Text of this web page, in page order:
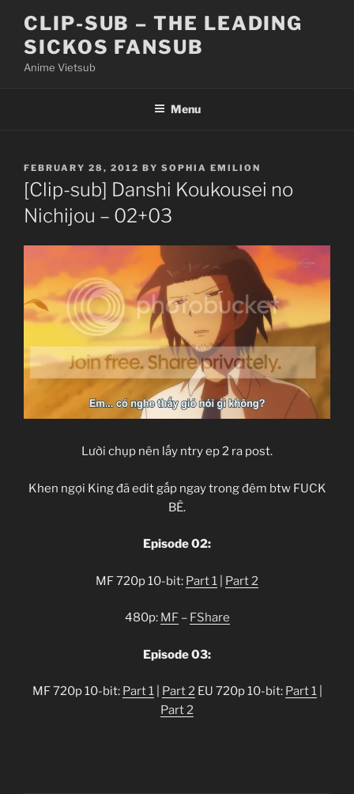
content
CLIP-SUB – THE LEADING
SICKOS FANSUB
Anime Vietsub
Menu
POSTED
ON
FEBRUARY 28, 2012 BY SOPHIA EMILION
[Clip-sub] Danshi Koukousei no
Nichijou – 02+03
Lười chụp nên lấy ntry ep 2 ra post.
Khen ngợi King đã edit gấp ngay trong đêm btw FUCK
BÊ.
Episode 02:
MF 720p 10-bit: Part 1 Part 2
480p: MF– FShare
Episode 03:
MF 720p 10-bit: Part 1| Part 2 EU 720p 10-bit: Part 1|
Part 2